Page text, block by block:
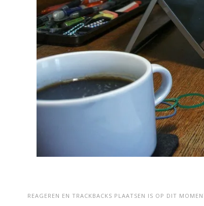
REAGEREN EN TRACKBACKS PLAATSEN IS OP DIT